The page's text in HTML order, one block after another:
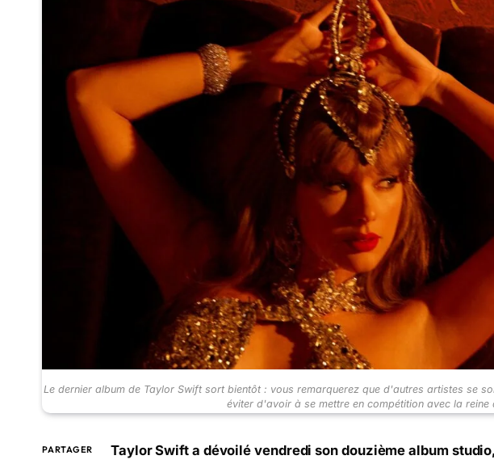
Le dernier album de Taylor Swift sort bientôt : vous remarquerez que d'autres artistes se
éviter d'avoir à se mettre en compétition avec la reine
PARTAGER Taylor Swift a dévoilé vendredi son douzième album studio,